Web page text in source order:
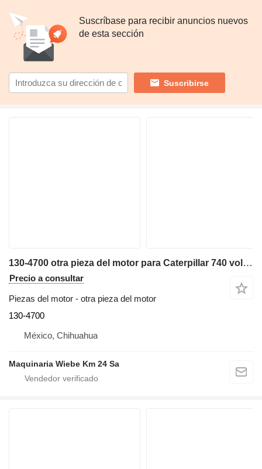
Suscríbase para recibir anuncios nuevos
de esta sección
Suscribirse
130-4700 otra pieza del motor para Caterpillar 740 volquete articulado
Precio a consultar
Piezas del motor - otra pieza del motor
130-4700
México, Chihuahua
Maquinaria Wiebe Km 24 Sa